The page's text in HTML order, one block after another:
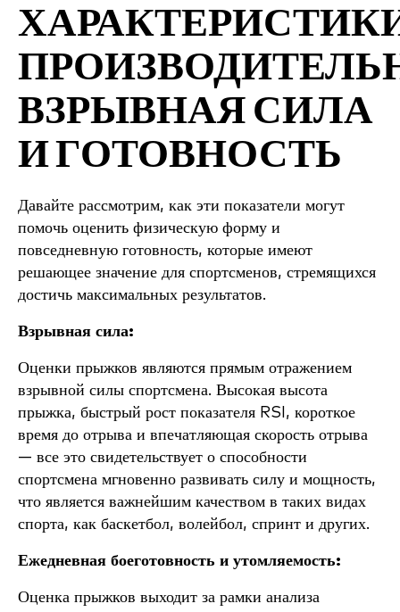
ВЗРЫВНАЯ СИЛА
И ГОТОВНОСТЬ
Давайте рассмотрим, как эти показатели могут
помочь оценить физическую форму и
повседневную готовность, которые имеют
решающее значение для спортсменов, стремящихся
достичь максимальных результатов.
Взрывная сила:
Оценки прыжков являются прямым отражением
взрывной силы спортсмена. Высокая высота
прыжка, быстрый рост показателя RSI, короткое
время до отрыва и впечатляющая скорость отрыва
— все это свидетельствует о способности
спортсмена мгновенно развивать силу и мощность,
что является важнейшим качеством в таких видах
спорта, как баскетбол, волейбол, спринт и других.
Ежедневная боеготовность и утомляемость:
Оценка прыжков выходит за рамки анализа